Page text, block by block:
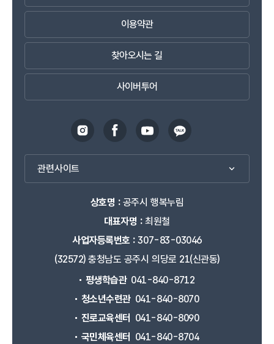
이용약관
찾아오시는 길
사이버투어
관련사이트
상호명 :공주시 행복누림
대표자명 :최원철
사업자등록번호 :307-83-03046
(32572) 충청남도 공주시 의당로 21(신관동)
평생학습관 041-840-8712
청소년수련관 041-840-8070
진로교육센터
041-840-8090
국민체육센터
041-840-8704